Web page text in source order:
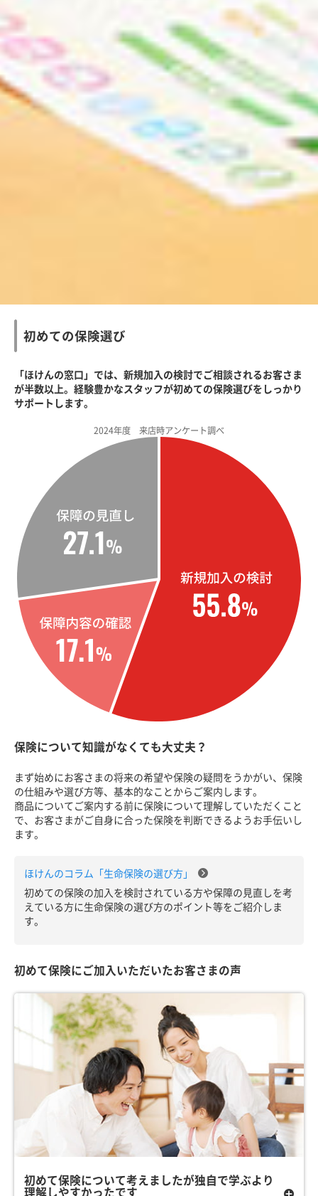
初めての保険選び
「ほけんの窓口」では、新規加入の検討でご相談されるお客さま
が半数以上。経験豊かなスタッフが初めての保険選びをしっかり
サポートします。
2024年度 来店時アンケート調べ
保険について知識がなくても大丈夫？
まず始めにお客さまの将来の希望や保険の疑問をうかがい、保険
の仕組みや選び方等、基本的なことからご案内します。
商品についてご案内する前に保険について理解していただくこと
で、お客さまがご自身に合った保険を判断できるようお手伝いし
ます。
ほけんのコラム「生命保険の選び方」
初めての保険の加入を検討されている方や保障の見直しを考
えている方に生命保険の選び方のポイント等をご紹介しま
す。
初めて保険にご加入いただいたお客さまの声
初めて保険について考えましたが独自で学ぶより
理解しやすかったです